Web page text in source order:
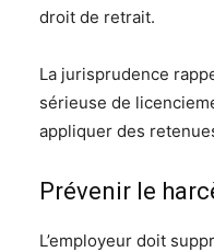
droit de retrait.
La jurisprudence
sérieuse de
appliquer des
Prévenir le
L’employeur doit